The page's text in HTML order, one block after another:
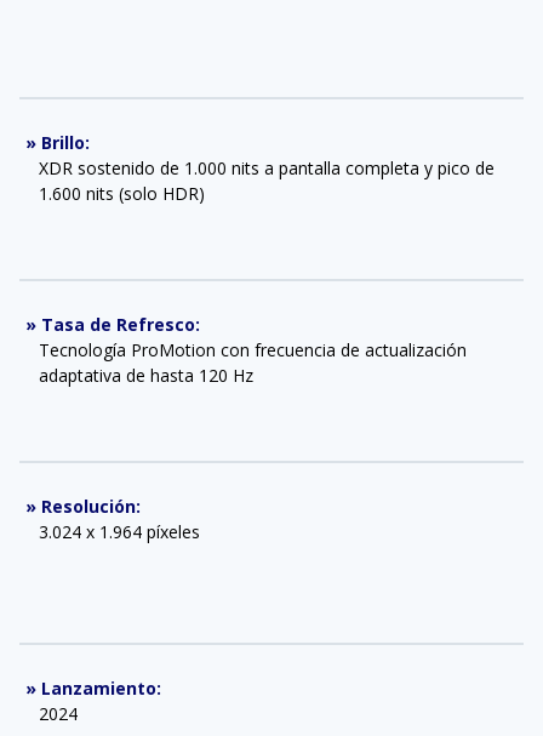
» Brillo:
XDR sostenido de 1.000 nits a pantalla completa y pico de
1.600 nits (solo HDR)
» Tasa de Refresco:
Tecnología ProMotion con frecuencia de actualización
adaptativa de hasta 120 Hz
» Resolución:
3.024 x 1.964 píxeles
» Lanzamiento:
2024